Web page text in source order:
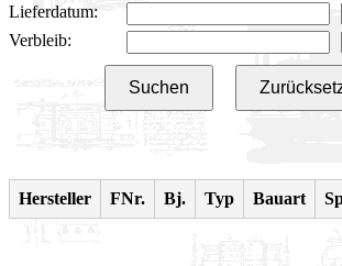
Lieferdatum:
Verbleib:
Suchen
Hersteller FNr. Bj. Typ Bauart